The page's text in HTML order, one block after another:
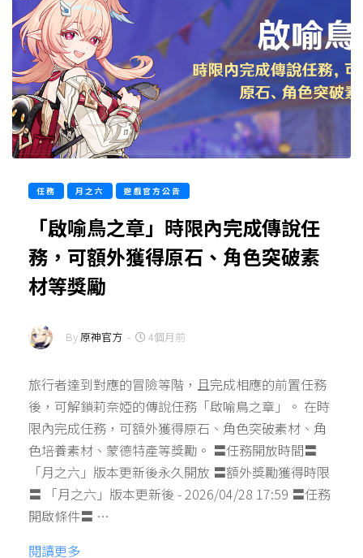
任務 月之六 遊戲官方公告
「啟喻鳥之章」時限內完成傳說任
務，可額外獲得原石、角色突破素
材等獎勵
By原神官方 - 4個月前
旅行者達到對應的冒險等階，且完成相應的前置任務
後，可解鎖莉奈婭的傳說任務「啟喻鳥之章」。 在時
限內完成任務，可額外獲得原石、角色突破素材、角
色培養素材、蒙德特產等獎勵。 〓任務開放時間〓
「月之六」版本更新後永久開放 〓額外獎勵獲得時限
〓 「月之六」版本更新後 - 2026/04/28 17:59 〓任務
開啟條件〓 …
閱讀更多